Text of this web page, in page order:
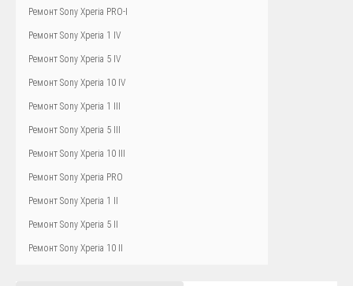
Ремонт Sony Xperia PRO-I
Ремонт Sony Xperia 1 IV
Ремонт Sony Xperia 5 IV
Ремонт Sony Xperia 10 IV
Ремонт Sony Xperia 1 III
Ремонт Sony Xperia 5 III
Ремонт Sony Xperia 10 III
Ремонт Sony Xperia PRO
Ремонт Sony Xperia 1 II
Ремонт Sony Xperia 5 II
Ремонт Sony Xperia 10 II